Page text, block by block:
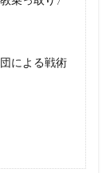
による戦術
争
改正